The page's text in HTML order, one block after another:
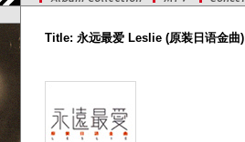
Title: 永远最爱 Leslie (原装日语金曲)